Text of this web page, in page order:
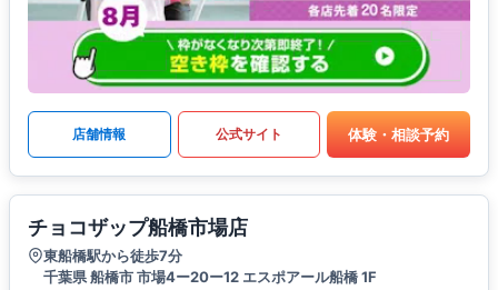
店舗情報 公式サイト 体験・相談予約
チョコザップ船橋市場店
東船橋駅から徒歩7分
千葉県 船橋市 市場4ー20ー12 エスポアール船橋 1F